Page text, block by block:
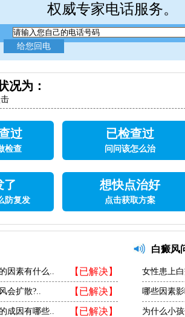
权威专家电话服务。
况为：
过
检查
已检查过
问问该怎么治
了
防复发
想快点治好
点击获取方案
【已解决】
因素有什么..
【已解决】
会扩散?..
【已解决】
成因有哪些..
白癜风
女性患上
哪些因素
为什么小